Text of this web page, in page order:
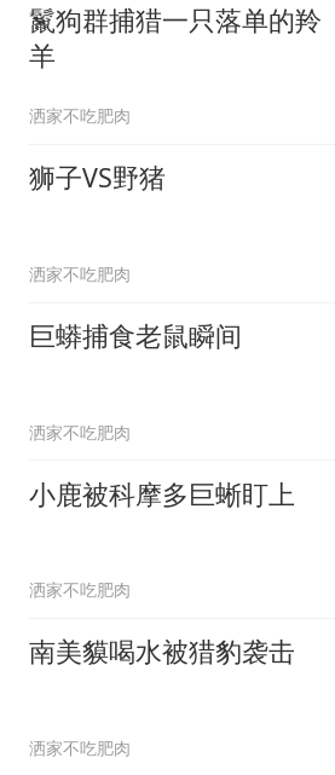
鬣狗群捕猎一只落单的羚
羊
洒家不吃肥肉
狮子VS野猪
洒家不吃肥肉
巨蟒捕食老鼠瞬间
洒家不吃肥肉
小鹿被科摩多巨蜥盯上
洒家不吃肥肉
南美貘喝水被猎豹袭击
洒家不吃肥肉